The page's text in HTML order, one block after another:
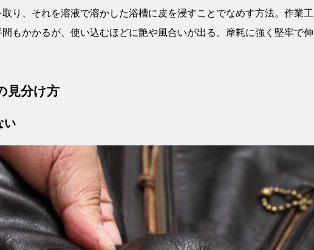
り、それを溶液で溶かした浴槽に皮を浸すことでなめす方法。作業工
もかかるが、使い込むほどに艶や風合いが出る。摩耗に強く堅牢で伸
見分け方
い